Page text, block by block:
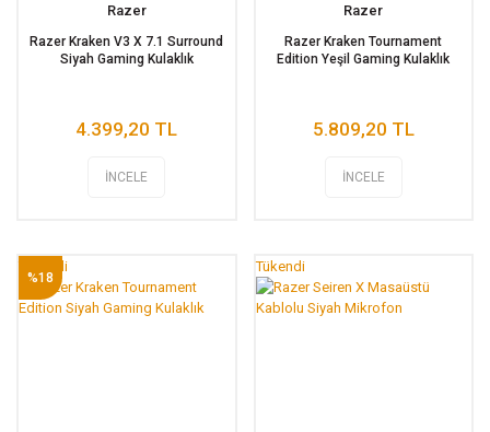
Razer
Razer Kraken V3 X 7.1 Surround
Siyah Gaming Kulaklık
4.399,20 TL
İNCELE
Razer
Razer Kraken Tournament
Edition Yeşil Gaming Kulaklık
5.809,20 TL
İNCELE
%18
Tükendi Tükendi